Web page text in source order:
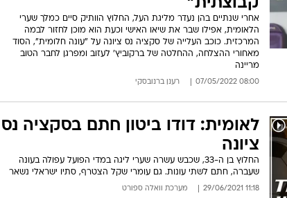
אחרי שנתיים בהן נעדר מליגת העל, החלוץ הוותיק סיים כמלך שערי
הלאומית, אפילו שבר את שיאו האישי וכעת הוא מוכן לחזור לבמה
המרכזית. כוכב העלייה של סקציה נס ציונה על "עונה חלומית", הסוד
מאחורי ההצלחה, ההחלטה של ברקוביץ' לעזוב ומפרגן לחבר הטוב
מריינה
08:00 07/05/2022 רענן ברנובסקי
לאומית: דודו ביטון חתם בסקציה נס
ציונה
החלוץ בן ה-33, שכבש עשרה שערי ליגה במדי הפועל עפולה בעונה
שעברה, חתם לשתי עונות. גם עומרי שקל הצטרף, סתיו ישראלי נשאר
11:18 29/06/2021 מערכת וואלה ספורט